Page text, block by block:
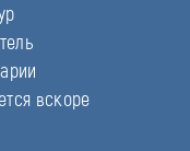
вскоре